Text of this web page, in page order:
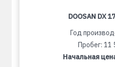
DOOSAN DX
Год
Пробег: 11
Начальная